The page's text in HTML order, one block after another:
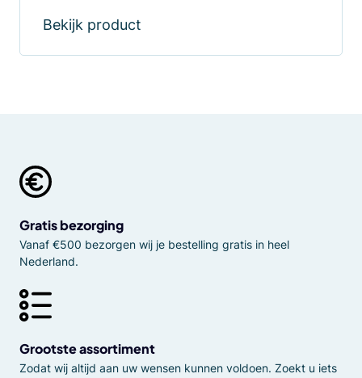
Bekijk product
Gratis bezorging
Vanaf €500 bezorgen wij je bestelling gratis in heel
Nederland.
Grootste assortiment
Zodat wij altijd aan uw wensen kunnen voldoen. Zoekt u iets